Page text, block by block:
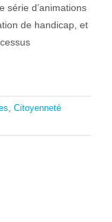
série d’animations
de handicap, et
Citoyenneté